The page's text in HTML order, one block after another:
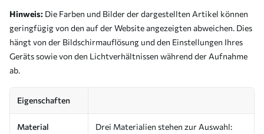
Hinweis: Die Farben und Bilder der dargestellten Artikel können
geringfügig von den auf der Website angezeigten abweichen. Dies
hängt von der Bildschirmauflösung und den Einstellungen Ihres
Geräts sowie von den Lichtverhältnissen während der Aufnahme
ab.
Eigenschaften
Material
Drei Materialien stehen zur Auswahl: